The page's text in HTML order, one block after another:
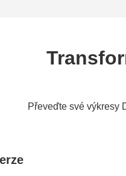
Převeďte své výkresy